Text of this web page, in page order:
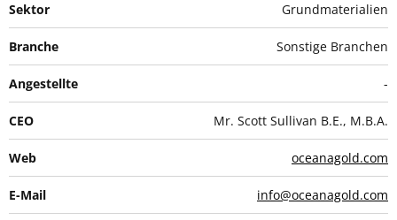
Sektor Grundmaterialien
Branche Sonstige Branchen
Angestellte -
CEO Mr. Scott Sullivan B.E., M.B.A.
Web oceanagold.com
E-Mail info@oceanagold.com